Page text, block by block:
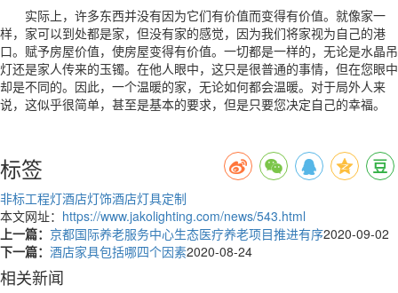
实际上，许多东西并没有因为它们有价值而变得有价值。就像家一
样，家可以到处都是家，但没有家的感觉，因为我们将家视为自己的港
口。赋予房屋价值，使房屋变得有价值。一切都是一样的，无论是水晶吊
灯还是家人传来的玉镯。在他人眼中，这只是很普通的事情，但在您眼中
却是不同的。因此，一个温暖的家，无论如何都会温暖。对于局外人来
说，这似乎很简单，甚至是基本的要求，但是只要您决定自己的幸福。
标签
非标工程灯酒店灯饰酒店灯具定制
本文网址： https://www.jakolighting.com/news/543.html
上一篇： 京都国际养老服务中心生态医疗养老项目推进有序2020-09-02
下一篇： 酒店家具包括哪四个因素2020-08-24
相关新闻